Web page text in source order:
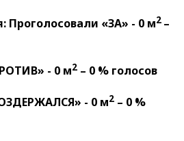
Проголосовали «ЗА» - 0 м2 –
- 0 м2 – 0 % голосов
- 0 м2 – 0 %